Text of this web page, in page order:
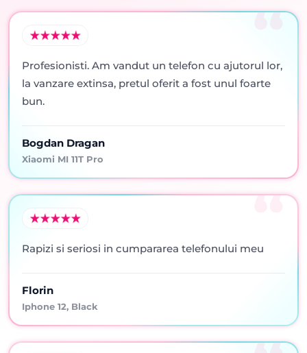
Profesionisti. Am vandut un telefon cu ajutorul lor,
la vanzare extinsa, pretul oferit a fost unul foarte
bun.
Bogdan Dragan
Xiaomi MI 11T Pro
Rapizi si seriosi in cumpararea telefonului meu
Florin
Iphone 12, Black